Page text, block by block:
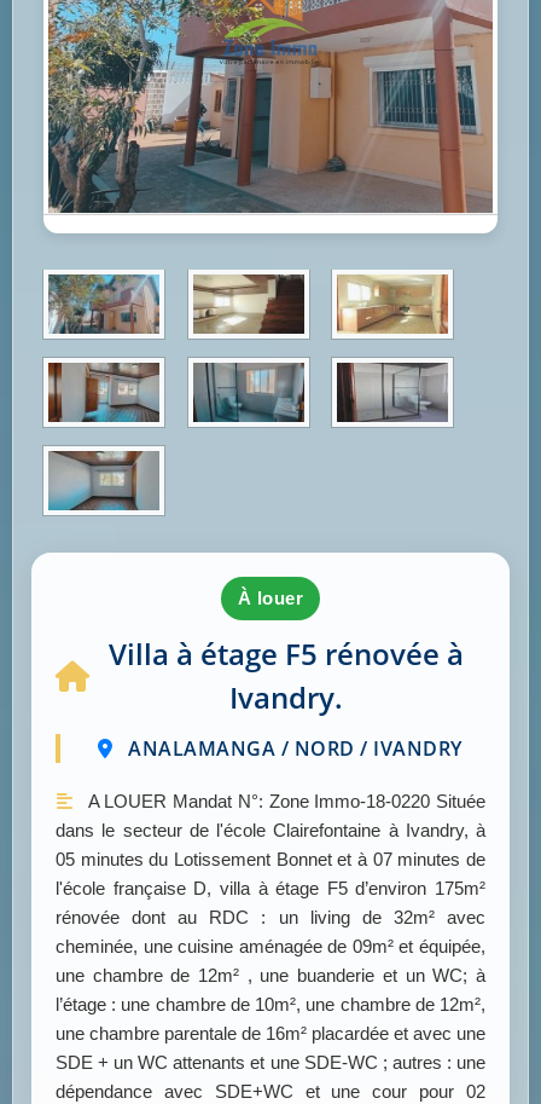
à louer
Villa à étage F5 rénovée à
Ivandry.
ANALAMANGA / NORD / IVANDRY
A LOUER Mandat N°: Zone Immo-18-0220 Située
dans le secteur de l'école Clairefontaine à Ivandry, à
05 minutes du Lotissement Bonnet et à 07 minutes de
l'école française D, villa à étage F5 d’environ 175m²
rénovée dont au RDC : un living de 32m² avec
cheminée, une cuisine aménagée de 09m² et équipée,
une chambre de 12m² , une buanderie et un WC; à
l’étage : une chambre de 10m², une chambre de 12m²,
une chambre parentale de 16m² placardée et avec une
SDE + un WC attenants et une SDE-WC ; autres : une
dépendance avec SDE+WC et une cour pour 02